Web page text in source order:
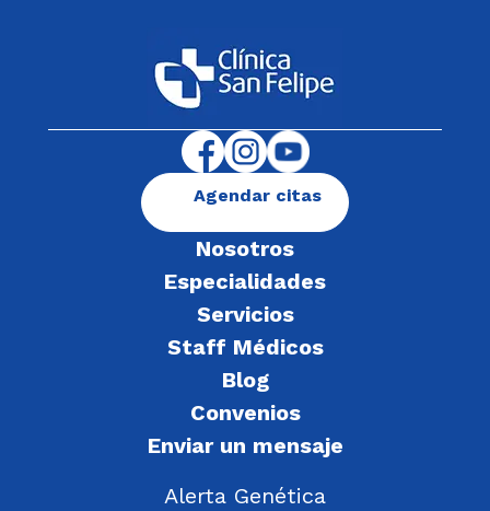
Nosotros
Especialidades
Servicios
Staff Médicos
Blog
Convenios
Enviar un mensaje
Alerta Genética
Agendar citas